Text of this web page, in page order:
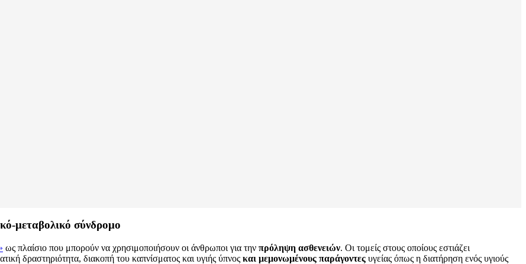
μεταβολικό σύνδρομο
ως πλαίσιο που μπορούν να χρησιμοποιήσουν οι άνθρωποι για την πρόληψη ασθενειών. Οι τομείς στους οποίους εστιάζει
δραστηριότητα, διακοπή του καπνίσματος και υγιής ύπνος και μεμονωμένους παράγοντες υγείας όπως η διατήρηση ενός υγιούς